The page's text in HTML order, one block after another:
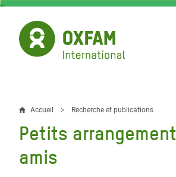
Aller
contenu
principal
Fil
d'Ariane
Accueil Recherche et publications
Petits
amis